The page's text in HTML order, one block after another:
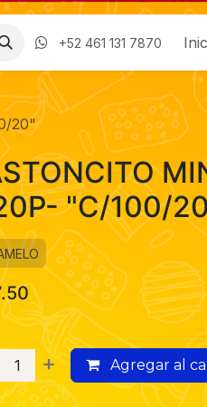
Nosotros
+52 461 131 7870
20"
"C/100/
Agregar al